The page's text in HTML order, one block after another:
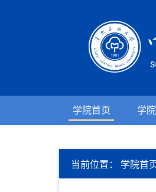
学院首页 学
当前位置： 学院首